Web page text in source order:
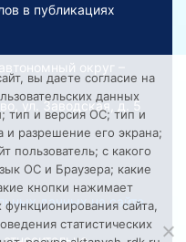
в публикациях
округ –
ул. Заводская, д. 5
данных на сайте
вы даете согласие на
данных
тип и версия ОС; тип и
и разрешение его экрана;
пользователь; с какого
ОС и Браузера; какие
кнопки нажимает
сайта,
статистических